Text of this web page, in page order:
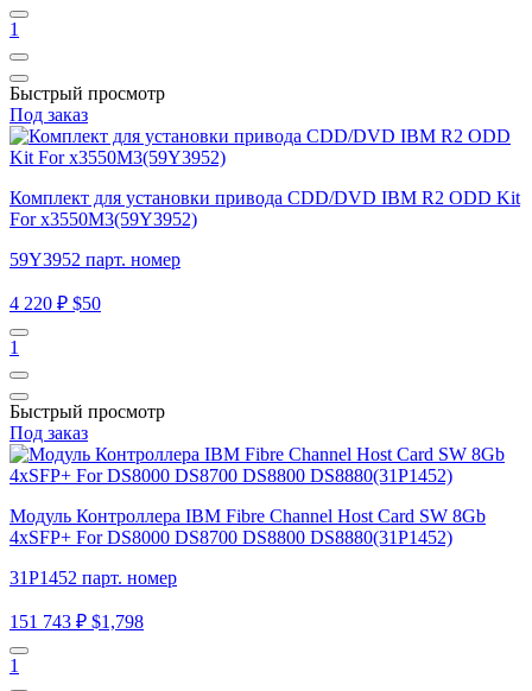
1
Быстрый просмотр
Под заказ
Комплект для установки привода CDD/DVD IBM R2 ODD Kit
For x3550M3(59Y3952)
59Y3952 парт. номер
4 220 ₽ $50
1
Быстрый просмотр
Под заказ
Модуль Контроллера IBM Fibre Channel Host Card SW 8Gb
4xSFP+ For DS8000 DS8700 DS8800 DS8880(31P1452)
31P1452 парт. номер
151 743 ₽ $1,798
1